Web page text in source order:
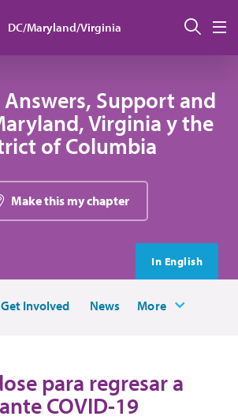
DC/Maryland/Virginia
Support and
Virginia y the
of Columbia
Make this my chapter
In English
Get Involved News More
para regresar a
COVID-19